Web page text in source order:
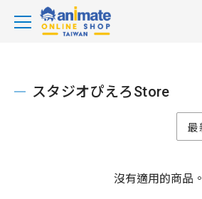
スタジオぴえろStore
沒有適用的商品。